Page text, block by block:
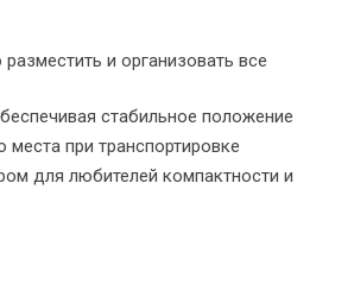
и организовать все
стабильное положение
при транспортировке
для любителей компактности и